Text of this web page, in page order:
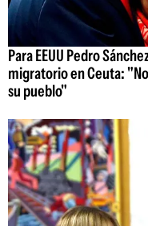
Para EEUU Pedro
migratorio en Ceuta:
su pueblo"